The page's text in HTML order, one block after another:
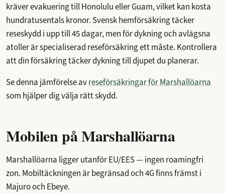
kräver evakuering till Honolulu eller Guam, vilket kan kosta
hundratusentals kronor. Svensk hemförsäkring täcker
reseskydd i upp till 45 dagar, men för dykning och avlägsna
atoller är specialiserad reseförsäkring ett måste. Kontrollera
att din försäkring täcker dykning till djupet du planerar.
Se denna jämförelse avreseförsäkringar för Marshallöarna
som hjälper dig välja rätt skydd.
Mobilen på Marshallöarna
Marshallöarna ligger utanför EU/EES — ingen roamingfri
zon. Mobiltäckningen är begränsad och 4G finns främst i
Majuro och Ebeye.